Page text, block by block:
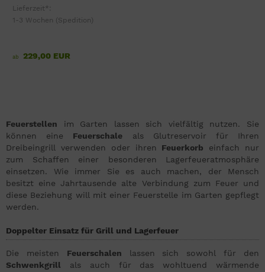
Lieferzeit*:
1-3 Wochen (Spedition)
ab 229,00 EUR
Feuerstellen im Garten lassen sich vielfältig nutzen. Sie
können eine Feuerschale als Glutreservoir für Ihren
Dreibeingrill verwenden oder ihren Feuerkorb einfach nur
zum Schaffen einer besonderen Lagerfeueratmosphäre
einsetzen. Wie immer Sie es auch machen, der Mensch
besitzt eine Jahrtausende alte Verbindung zum Feuer und
diese Beziehung will mit einer Feuerstelle im Garten gepflegt
werden.
Doppelter Einsatz für Grill und Lagerfeuer
Die meisten Feuerschalen lassen sich sowohl für den
Schwenkgrill als auch für das wohltuend wärmende